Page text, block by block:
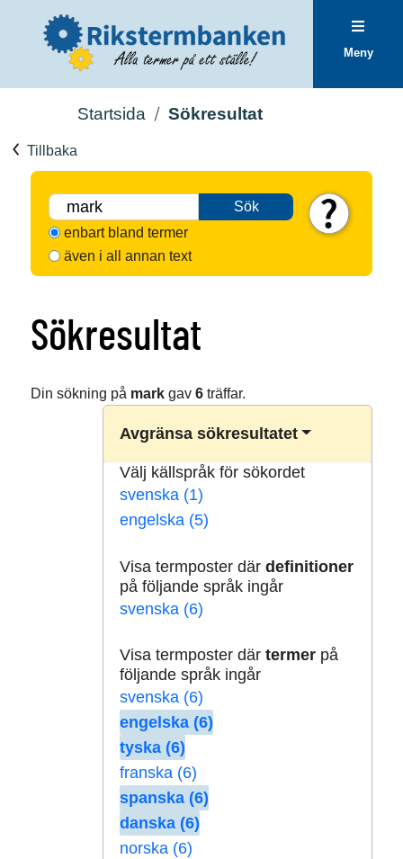
Meny
Startsida Sökresultat
Tillbaka
Sök
enbart bland termer
även i all annan text
Sökresultat
Din sökning på markgav 6träffar.
Avgränsa sökresultatet
Välj källspråk för sökordet
svenska (1)
engelska (5)
Visa termposter där definitioner
på följande språk ingår
svenska (6)
Visa termposter där termerpå
följande språk ingår
svenska (6)
engelska (6)
tyska (6)
franska (6)
spanska (6)
danska (6)
norska (6)